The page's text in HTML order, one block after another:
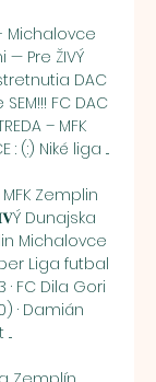
- Michalovce
Pre ŽIVÝ
DAC
FC DAC
– MFK
: (:) Niké liga ...
Zemplin
Dunajska
Michalovce
Liga futbal
· FC Dila Gori
· Damián